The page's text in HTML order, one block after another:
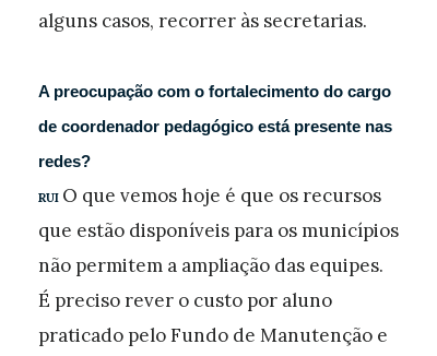
alguns casos, recorrer às secretarias.
A preocupação com o fortalecimento do cargo
de coordenador pedagógico está presente nas
redes?
RUI O que vemos hoje é que os recursos
que estão disponíveis para os municípios
não permitem a ampliação das equipes.
É preciso rever o custo por aluno
praticado pelo Fundo de Manutenção e